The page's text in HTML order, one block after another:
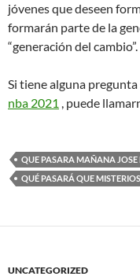
jóvenes que deseen
formarán parte de la
“generación del cambio”.
Si tiene alguna
nba 2021 , puede
QUE PASARA MAÑANA JOSE
QUÉ PASARÁ QUE
UNCATEGORIZED